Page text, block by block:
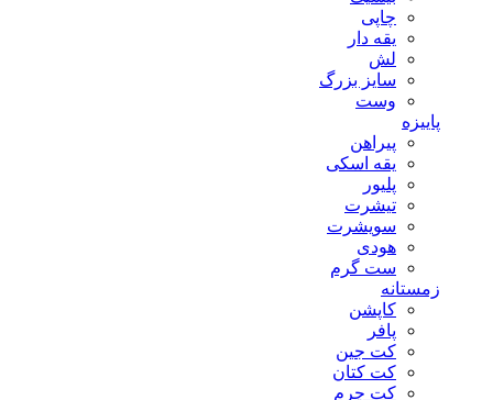
چاپی
یقه دار
لش
سایز بزرگ
وست
پاییزه
پیراهن
یقه اسکی
پلیور
تیشرت
سویشرت
هودی
ست گرم
زمستانه
کاپشن
پافر
کت جین
کت کتان
کت چرم